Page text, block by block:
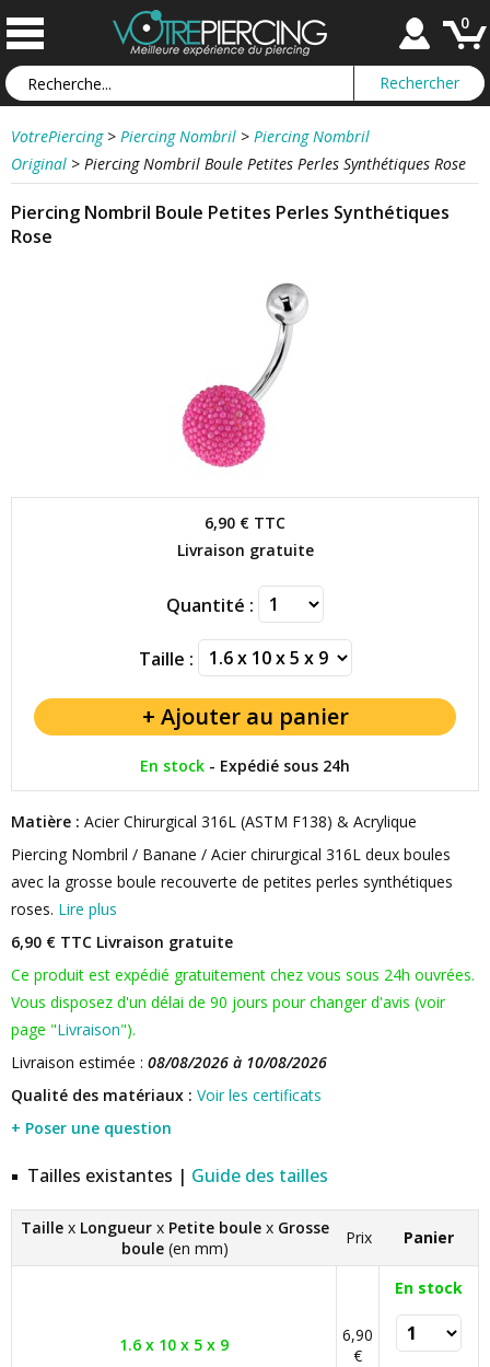
0
VotrePiercing > Piercing Nombril > Piercing Nombril
Original > Piercing Nombril Boule Petites Perles Synthétiques Rose
Piercing Nombril Boule Petites Perles Synthétiques
Rose
6,90 € TTC
Livraison gratuite
Quantité :
Taille :
En stock - Expédié sous 24h
Matière : Acier Chirurgical 316L (ASTM F138) & Acrylique
Piercing Nombril / Banane / Acier chirurgical 316L deux boules
avec la grosse boule recouverte de petites perles synthétiques
roses. Lire plus
6,90 € TTC Livraison gratuite
Ce produit est expédié gratuitement chez vous sous 24h ouvrées.
Vous disposez d'un délai de 90 jours pour changer d'avis (voir
page "Livraison").
Livraison estimée : 08/08/2026 à 10/08/2026
Qualité des matériaux : Voir les certificats
+ Poser une question
Tailles existantes | Guide des tailles
Taille x Longueur x Petite boule x Grosse
boule (en mm)
Prix Panier
1.6 x 10 x 5 x 9
6,90
€
En stock